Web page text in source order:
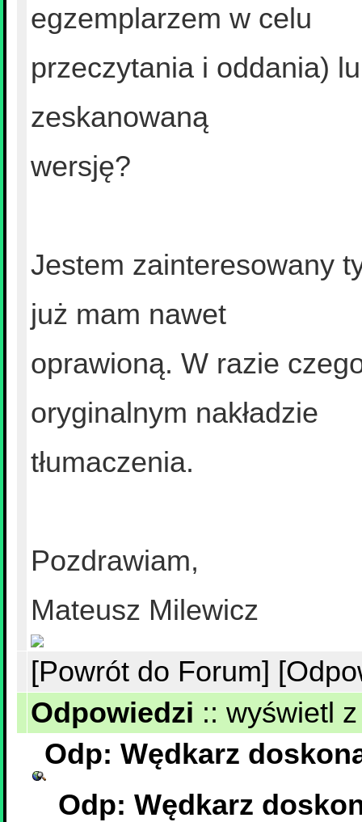
egzemplarzem w celu
przeczytania i oddania)
zeskanowaną
wersję?
Jestem zainteresowany
już mam nawet
oprawioną. W razie
oryginalnym nakładzie
tłumaczenia.
Pozdrawiam,
Mateusz Milewicz
[Powrót do Forum]
Odpowiedzi :: wyświetl
Odp: Wędkarz
Odp: Wędkarz